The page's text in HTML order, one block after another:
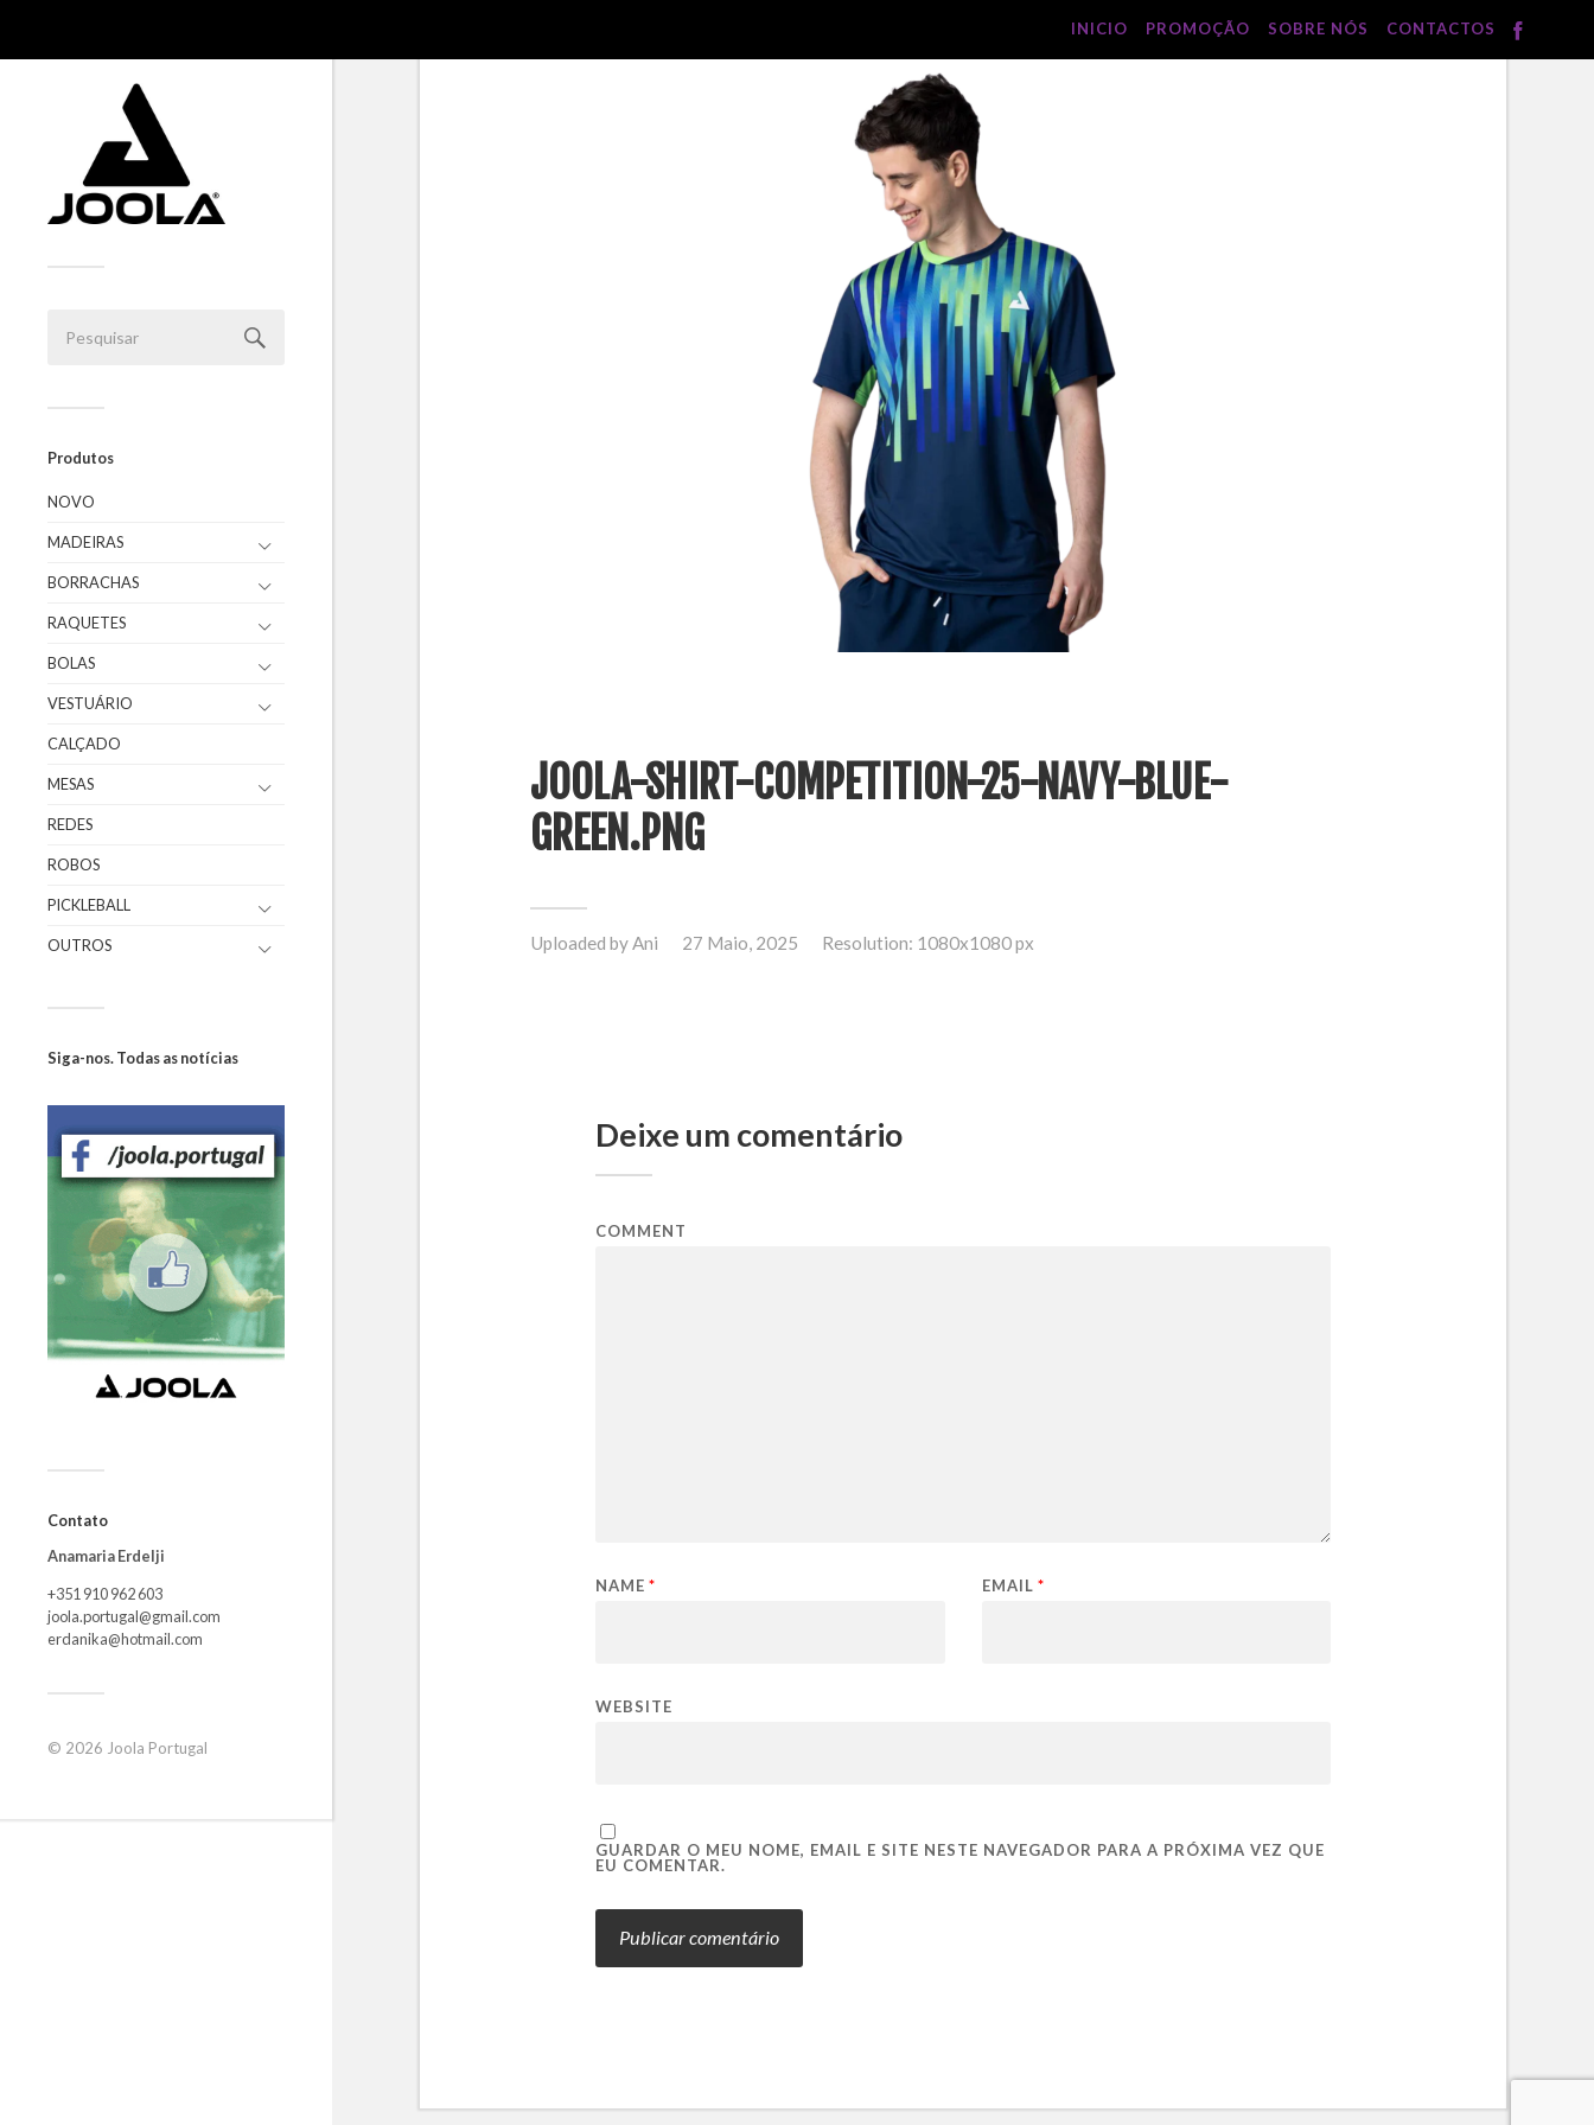
INICIO PROMOÇÃO SOBRE NÓS CONTACTOS
Produtos
NOVO
MADEIRAS
BORRACHAS
RAQUETES
BOLAS
VESTUÁRIO
CALÇADO
MESAS
REDES
ROBOS
PICKLEBALL
OUTROS
Siga-nos. Todas as notícias
Contato
Anamaria Erdelji
+351 910 962 603
joola.portugal@gmail.com
erdanika@hotmail.com
© 2026 Joola Portugal
JOOLA-SHIRT-COMPETITION-25-NAVY-BLUE-
GREEN.PNG
Uploaded byAni 27 Maio, 2025 Resolution: 1080x1080 px
Deixe um comentário
COMMENT
NAME * EMAIL *
WEBSITE
GUARDAR O MEU NOME, EMAIL E SITE NESTE NAVEGADOR PARA A PRÓXIMA VEZ QUE
EU COMENTAR.